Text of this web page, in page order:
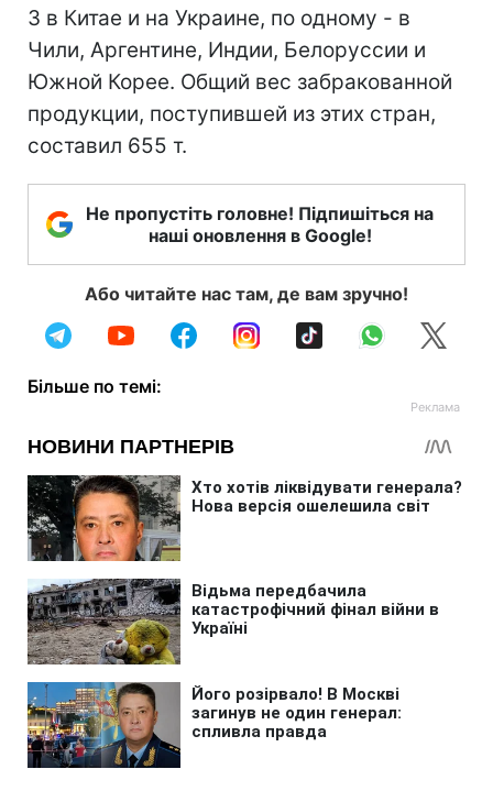
3 в Китае и на Украине, по одному - в
Чили, Аргентине, Индии, Белоруссии и
Южной Корее. Общий вес забракованной
продукции, поступившей из этих стран,
составил 655 т.
Не пропустіть головне! Підпишіться на
наші оновлення в Google!
Або читайте нас там, де вам зручно!
Більше по темі: